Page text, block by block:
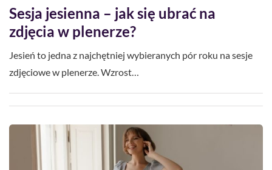
Sesja jesienna – jak się ubrać na
zdjęcia w plenerze?
Jesień to jedna z najchętniej wybieranych pór roku na sesje
zdjęciowe w plenerze. Wzrost…